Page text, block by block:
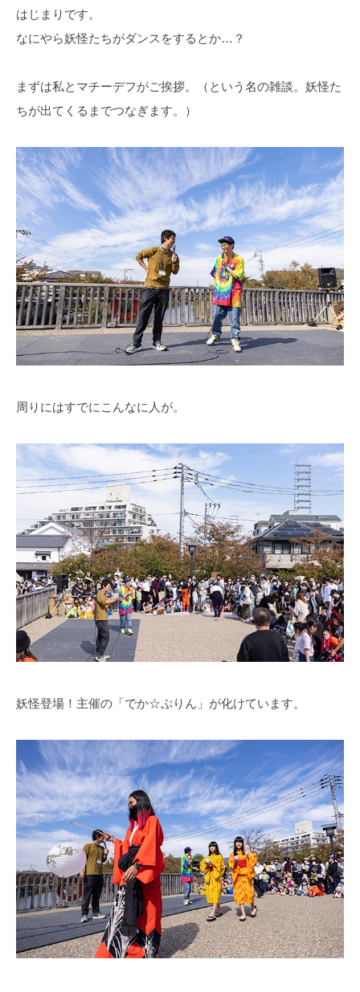
はじまりです。
なにやら妖怪たちがダンスをするとか…？
まずは私とマチーデフがご挨拶。（という名の雑談。妖怪た
ちが出てくるまでつなぎます。）
周りにはすでにこんなに人が。
妖怪登場！主催の「でか☆ぷりん」が化けています。